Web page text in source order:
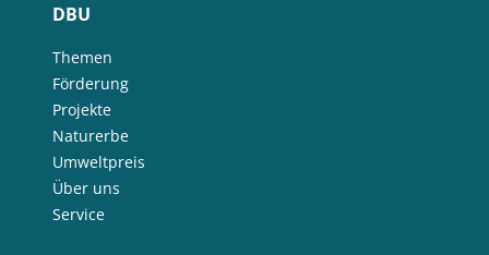
DBU
Themen
Förderung
Projekte
Naturerbe
Umweltpreis
Über uns
Service